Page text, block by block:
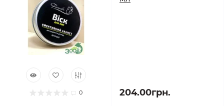
0 204.00грн.